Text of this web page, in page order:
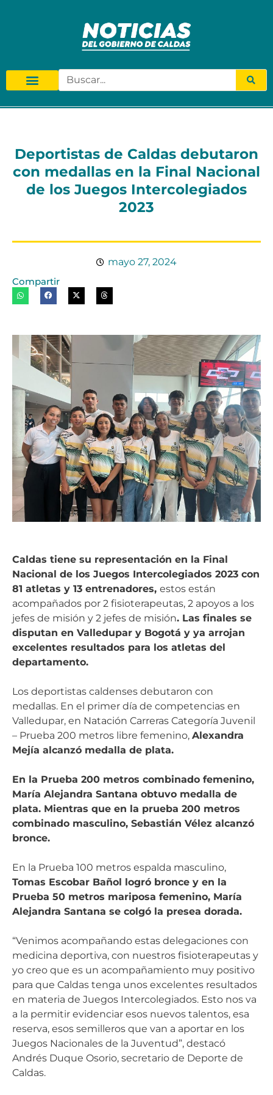
Deportistas de Caldas debutaron
con medallas en la Final Nacional
de los Juegos Intercolegiados
2023
mayo 27, 2024
Compartir
Caldas tiene su representación en la Final
Nacional de los Juegos Intercolegiados 2023 con
81 atletas y 13 entrenadores, estos están
acompañados por 2 fisioterapeutas, 2 apoyos a los
jefes de misión y 2 jefes de misión. Las finales se
disputan en Valledupar y Bogotá y ya arrojan
excelentes resultados para los atletas del
departamento.
Los deportistas caldenses debutaron con
medallas. En el primer día de competencias en
Valledupar, en Natación Carreras Categoría Juvenil
– Prueba 200 metros libre femenino, Alexandra
Mejía alcanzó medalla de plata.
En la Prueba 200 metros combinado femenino,
María Alejandra Santana obtuvo medalla de
plata. Mientras que en la prueba 200 metros
combinado masculino, Sebastián Vélez alcanzó
bronce.
En la Prueba 100 metros espalda masculino,
Tomas Escobar Bañol logró bronce y en la
Prueba 50 metros mariposa femenino, María
Alejandra Santana se colgó la presea dorada.
“Venimos acompañando estas delegaciones con
medicina deportiva, con nuestros fisioterapeutas y
yo creo que es un acompañamiento muy positivo
para que Caldas tenga unos excelentes resultados
en materia de Juegos Intercolegiados. Esto nos va
a la permitir evidenciar esos nuevos talentos, esa
reserva, esos semilleros que van a aportar en los
Juegos Nacionales de la Juventud”, destacó
Andrés Duque Osorio, secretario de Deporte de
Caldas.